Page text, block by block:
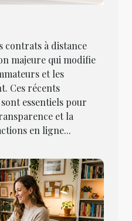
contrats à distance
majeure qui modifie
et les
Ces récents
essentiels pour
et la
en ligne...